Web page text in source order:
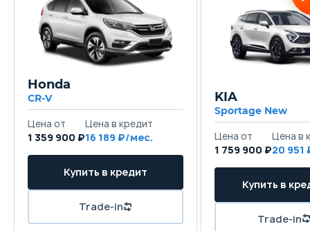
Honda
CR-V
1 359 900 ₽16 189
KIA
Sportage New
1 759 900 ₽20 951